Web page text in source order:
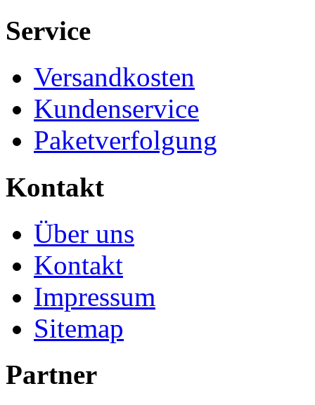
Service
Versandkosten
Kundenservice
Paketverfolgung
Kontakt
Über uns
Kontakt
Impressum
Sitemap
Partner